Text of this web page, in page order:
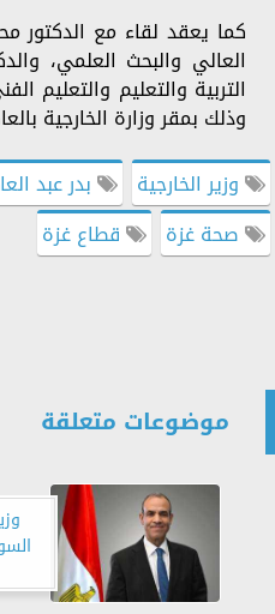
كما يعقد لقاء مع الدكتور
العالي والبحث العلمي،
التربية والتعليم والتعليم
وذلك بمقر وزارة الخارجية
وزير الخارجية
بدر عبد
صحة غزة
قطاع غزة
موضوعات متعلقة